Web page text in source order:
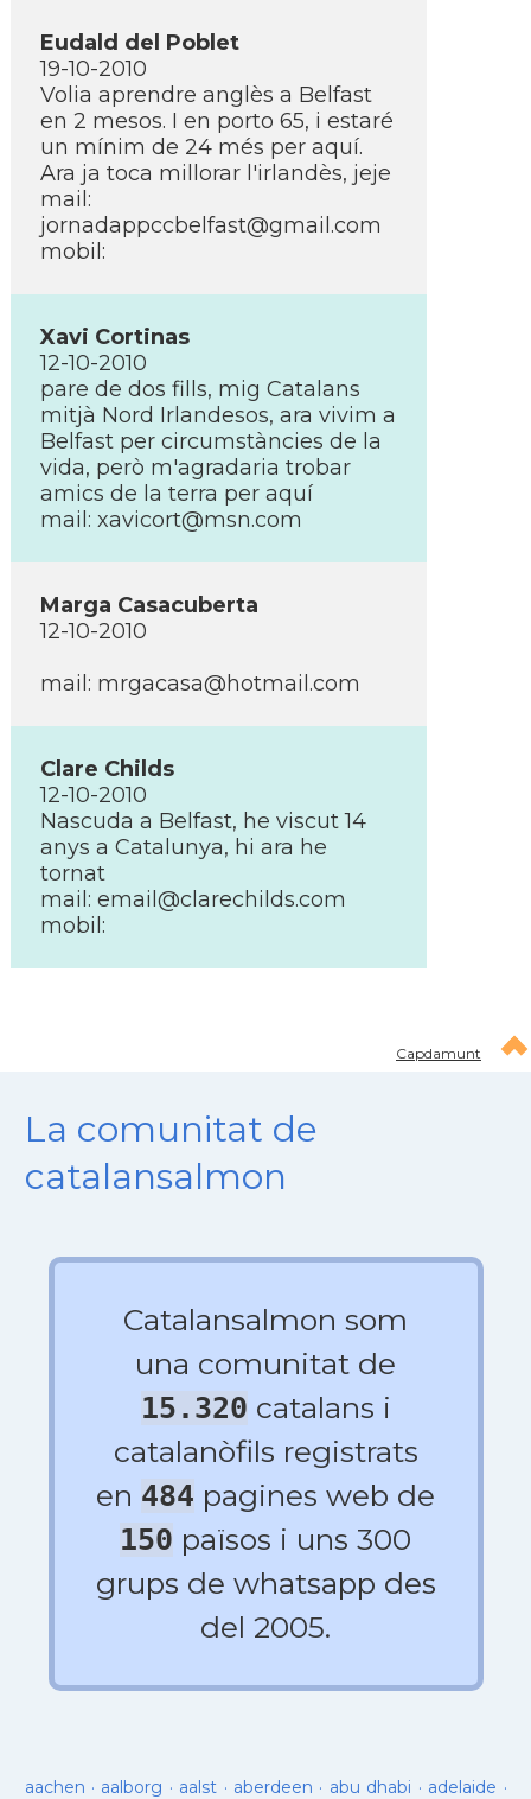
Eudald del Poblet
19-10-2010
Volia aprendre anglès a Belfast
en 2 mesos. I en porto 65, i estaré
un mí­nim de 24 més per aquí­.
Ara ja toca millorar l'irlandès, jeje
mail:
jornadappccbelfast@gmail.com
mobil:
Xavi Cortinas
12-10-2010
pare de dos fills, mig Catalans
mitjà Nord Irlandesos, ara vivim a
Belfast per circumstàncies de la
vida, però m'agradaria trobar
amics de la terra per aquí­
mail: xavicort@msn.com
Marga Casacuberta
12-10-2010
mail: mrgacasa@hotmail.com
Clare Childs
12-10-2010
Nascuda a Belfast, he viscut 14
anys a Catalunya, hi ara he
tornat
mail: email@clarechilds.com
mobil:
Capdamunt
La comunitat de
catalansalmon
Catalansalmon som
una comunitat de
15.320 catalans i
catalanòfils registrats
en 484 pagines web de
150 països i uns 300
grups de whatsapp des
del 2005.
aachen · aalborg · aalst · aberdeen · abu dhabi · adelaide ·